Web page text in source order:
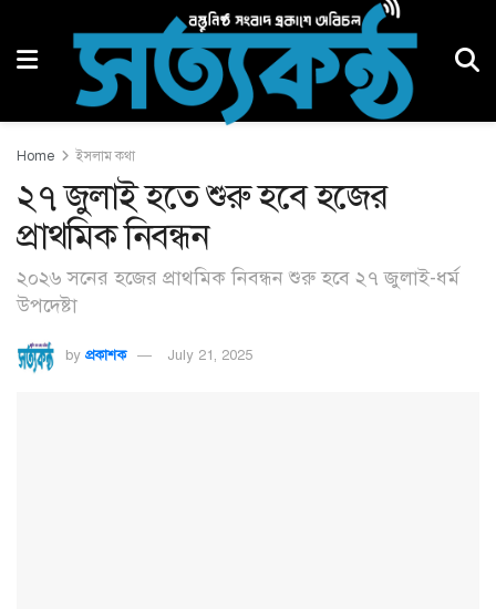
Home ইসলাম কথা
২৭ জুলাই হতে শুরু হবে হজের
প্রাথমিক নিবন্ধন
২০২৬ সনের হজের প্রাথমিক নিবন্ধন শুরু হবে ২৭ জুলাই-ধর্ম
উপদেষ্টা
by প্রকাশক July 21, 2025